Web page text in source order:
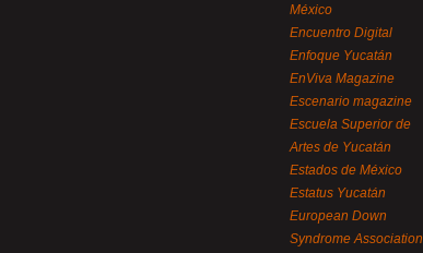
México
Encuentro Digital
Enfoque Yucatán
EnViva Magazine
Escenario magazine
Escuela Superior de
Artes de Yucatán
Estados de México
Estatus Yucatán
European Down
Syndrome Association